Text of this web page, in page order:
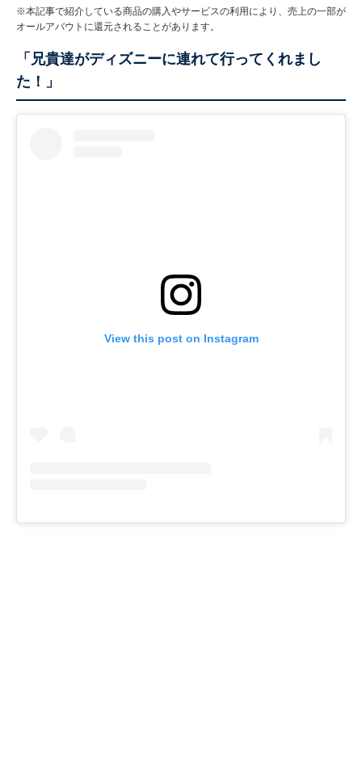
※本記事で紹介している商品の購入やサービスの利用により、売上の一部が
オールアバウトに還元されることがあります。
「兄貴達がディズニーに連れて行ってくれまし
た！」
View this post on Instagram